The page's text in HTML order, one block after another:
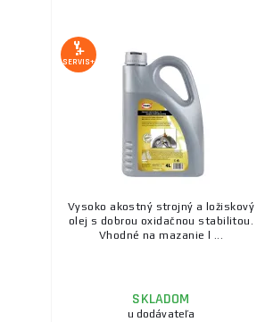
SERVIS+
Vysoko akostný strojný a ložiskový
olej s dobrou oxidačnou stabilitou.
Vhodné na mazanie l ...
SKLADOM
u dodávateľa